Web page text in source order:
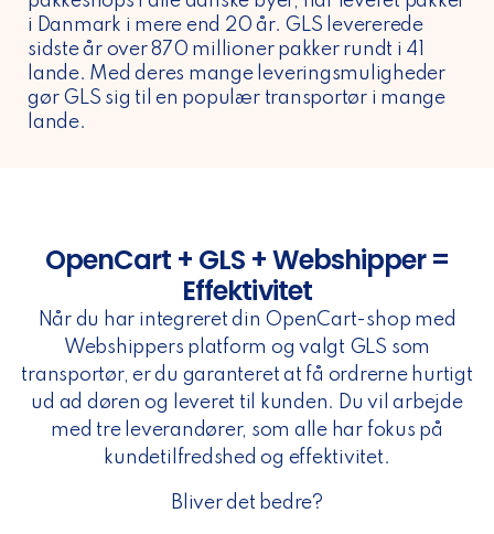
i Danmark i mere end 20 år. GLS levererede
sidste år over 870 millioner pakker rundt i 41
lande. Med deres mange leveringsmuligheder
gør GLS sig til en populær transportør i mange
lande.
OpenCart + GLS + Webshipper =
Effektivitet
Når du har integreret din OpenCart-shop med
Webshippers platform og valgt GLS som
transportør, er du garanteret at få ordrerne hurtigt
ud ad døren og leveret til kunden. Du vil arbejde
med tre leverandører, som alle har fokus på
kundetilfredshed og effektivitet.
Bliver det bedre?